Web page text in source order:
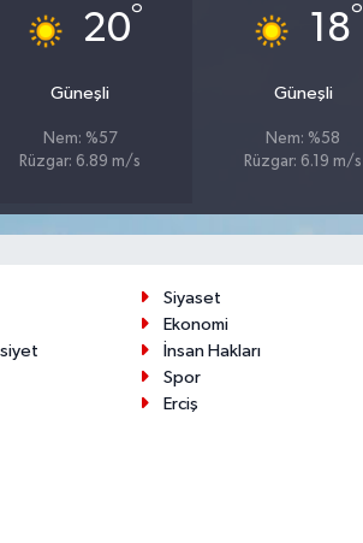
20°
Güneşli
Nem: %57
Rüzgar: 6.89 m/s
18°
Güneşli
Nem: %58
Rüzgar: 6.19 m/s
Siyaset
Ekonomi
İnsan Hakları
Spor
Erciş